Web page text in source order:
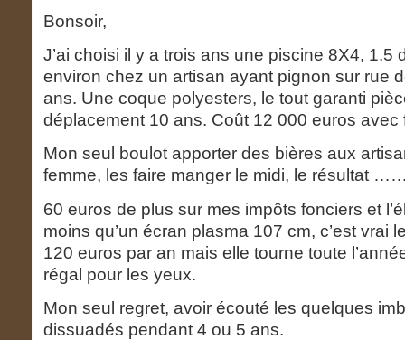
Bonsoir,
J’ai choisi il y a trois ans une piscine 8X4, 1.5
environ chez un artisan ayant pignon sur rue
ans. Une coque polyesters, le tout garanti
déplacement 10 ans. Coût 12 000 euros avec
Mon seul boulot apporter des bières aux
femme, les faire manger le midi, le résultat
60 euros de plus sur mes impôts fonciers et
moins qu’un écran plasma 107 cm, c’est vrai
120 euros par an mais elle tourne toute
régal pour les yeux.
Mon seul regret, avoir écouté les quelques
dissuadés pendant 4 ou 5 ans.